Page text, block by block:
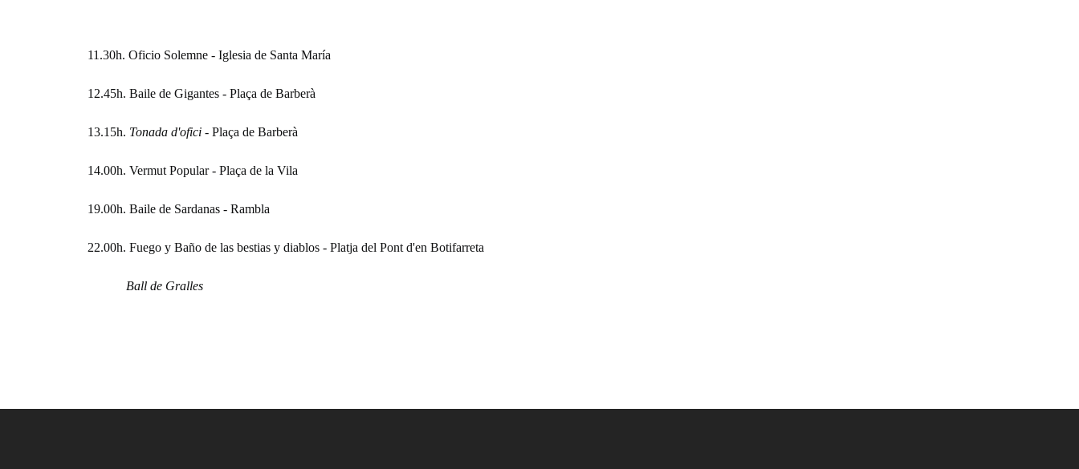
11.30h. Oficio Solemne - Iglesia de Santa María
12.45h. Baile de Gigantes - Plaça de Barberà
13.15h. Tonada d'ofici - Plaça de Barberà
14.00h. Vermut Popular - Plaça de la Vila
19.00h. Baile de Sardanas - Rambla
22.00h. Fuego y Baño de las bestias y diablos - Platja del Pont d'en Botifarreta
Ball de Gralles